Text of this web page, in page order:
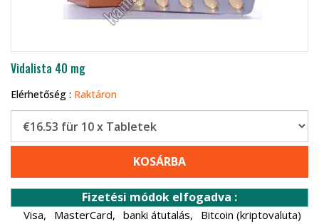
Vidalista 40 mg
Elérhetőség : Raktáron
KOSÁRBA
Fizetési módok elfogadva :
Visa, MasterCard, banki átutalás, Bitcoin (kriptovaluta)